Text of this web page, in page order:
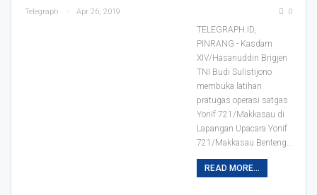
Telegraph Apr 26, 2019 0
TELEGRAPH.ID,
PINRANG - Kasdam
XIV/Hasanuddin Brigjen
TNI Budi Sulistijono
membuka latihan
pratugas operasi satgas
Yonif 721/Makkasau di
Lapangan Upacara Yonif
721/Makkasau Benteng…
READ MORE...